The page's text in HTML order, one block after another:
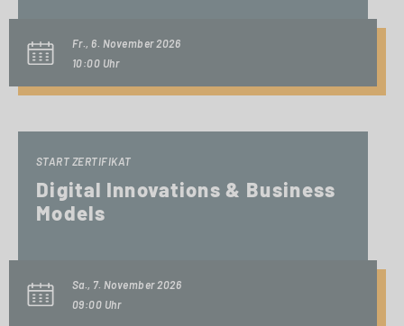
Fr., 6. November 2026
10:00 Uhr
START ZERTIFIKAT
Digital Innovations & Business
Models
Sa., 7. November 2026
09:00 Uhr